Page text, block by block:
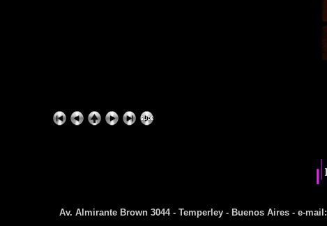
Av. Almirante Brown 3044 - Temperley - Buenos Aires - e-mail: